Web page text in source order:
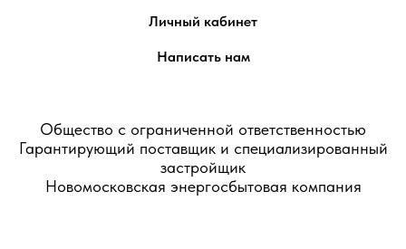
Личный кабинет
Написать нам
Общество с ограниченной ответственностью
Гарантирующий поставщик и специализированный
застройщик
Новомосковская энергосбытовая компания